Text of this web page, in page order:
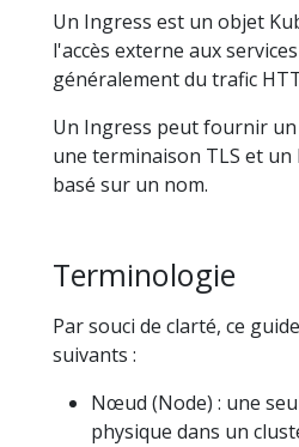
Un Ingress est un objet
l'accès externe aux
généralement du trafic
Un Ingress peut fournir
une terminaison TLS et
basé sur un nom.
Terminologie
Par souci de clarté, ce
suivants :
Nœud (Node) : une
physique dans un